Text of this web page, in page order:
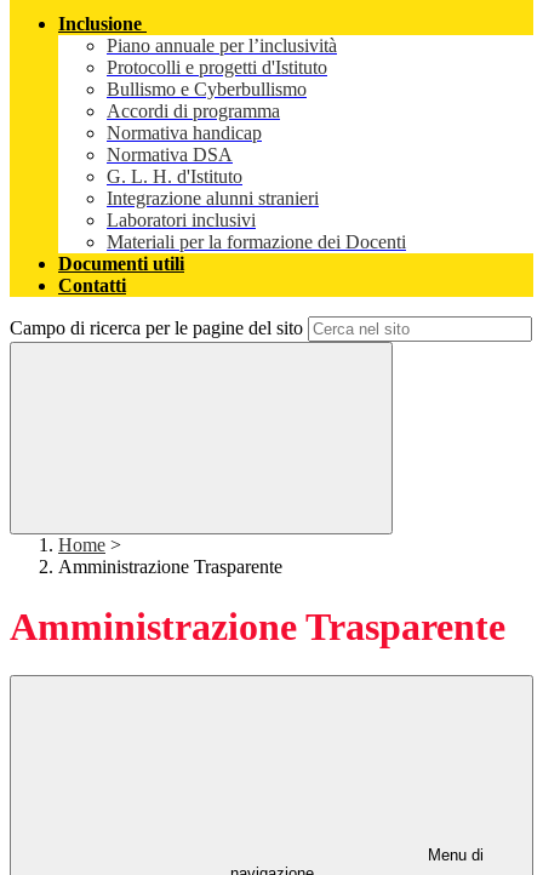
Inclusione
Piano annuale per l’inclusività
Protocolli e progetti d'Istituto
Bullismo e Cyberbullismo
Accordi di programma
Normativa handicap
Normativa DSA
G. L. H. d'Istituto
Integrazione alunni stranieri
Laboratori inclusivi
Materiali per la formazione dei Docenti
Documenti utili
Contatti
Campo di ricerca per le pagine del sito
Home >
Amministrazione Trasparente
Amministrazione Trasparente
Menu di